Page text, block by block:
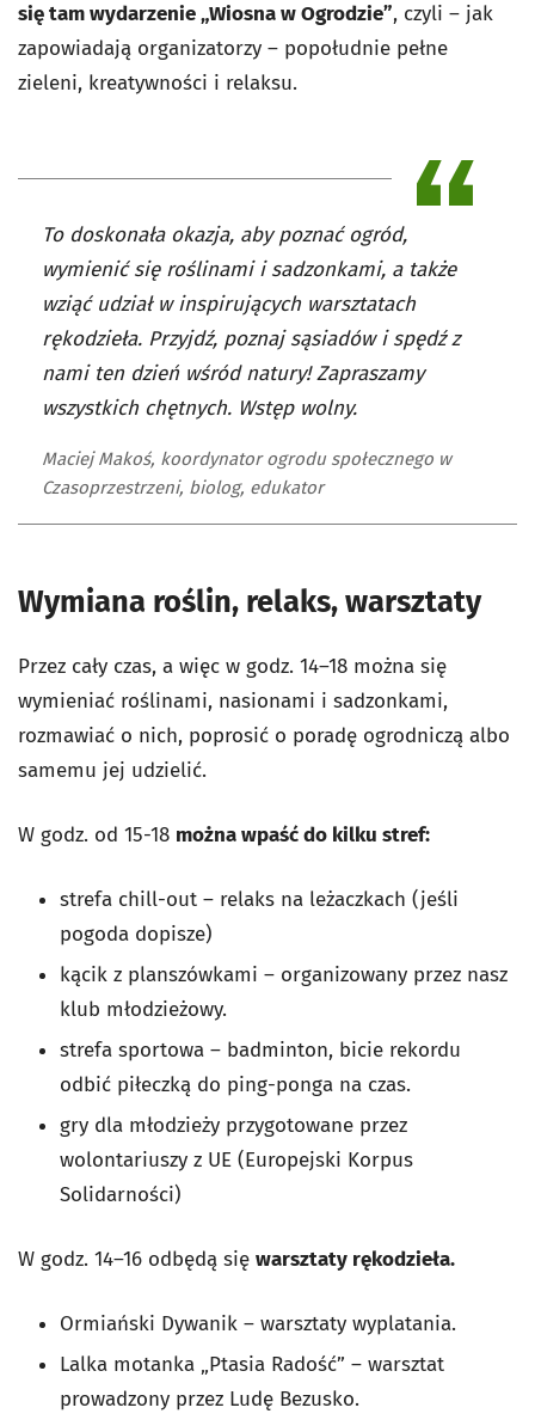
się tam wydarzenie „Wiosna w Ogrodzie”, czyli – jak
zapowiadają organizatorzy – popołudnie pełne
zieleni, kreatywności i relaksu.
To doskonała okazja, aby poznać ogród,
wymienić się roślinami i sadzonkami, a także
wziąć udział w inspirujących warsztatach
rękodzieła. Przyjdź, poznaj sąsiadów i spędź z
nami ten dzień wśród natury! Zapraszamy
wszystkich chętnych. Wstęp wolny.
Maciej Makoś, koordynator ogrodu społecznego w
Czasoprzestrzeni, biolog, edukator
Wymiana roślin, relaks, warsztaty
Przez cały czas, a więc w godz. 14–18 można się
wymieniać roślinami, nasionami i sadzonkami,
rozmawiać o nich, poprosić o poradę ogrodniczą albo
samemu jej udzielić.
W godz. od 15-18 można wpaść do kilku stref:
strefa chill-out – relaks na leżaczkach (jeśli
pogoda dopisze)
kącik z planszówkami – organizowany przez nasz
klub młodzieżowy.
strefa sportowa – badminton, bicie rekordu
odbić piłeczką do ping-ponga na czas.
gry dla młodzieży przygotowane przez
wolontariuszy z UE (Europejski Korpus
Solidarności)
W godz. 14–16 odbędą się warsztaty rękodzieła.
Ormiański Dywanik – warsztaty wyplatania.
Lalka motanka „Ptasia Radość” – warsztat
prowadzony przez Ludę Bezusko.